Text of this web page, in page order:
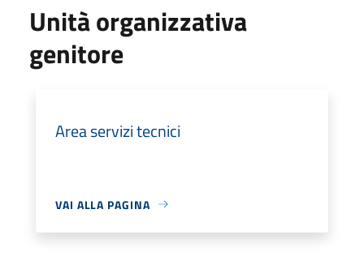
Unità organizzativa
genitore
Area servizi tecnici
VAI ALLA PAGINA